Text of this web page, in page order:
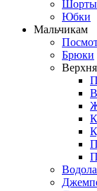
Шорты
Юбки
Мальчикам
Брюки